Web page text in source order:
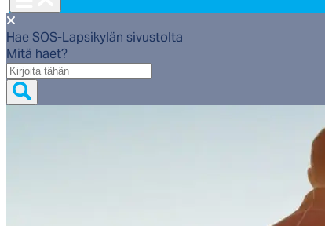
Hae SOS-Lapsikylän sivustolta
Mitä haet?
Mitä
haet?